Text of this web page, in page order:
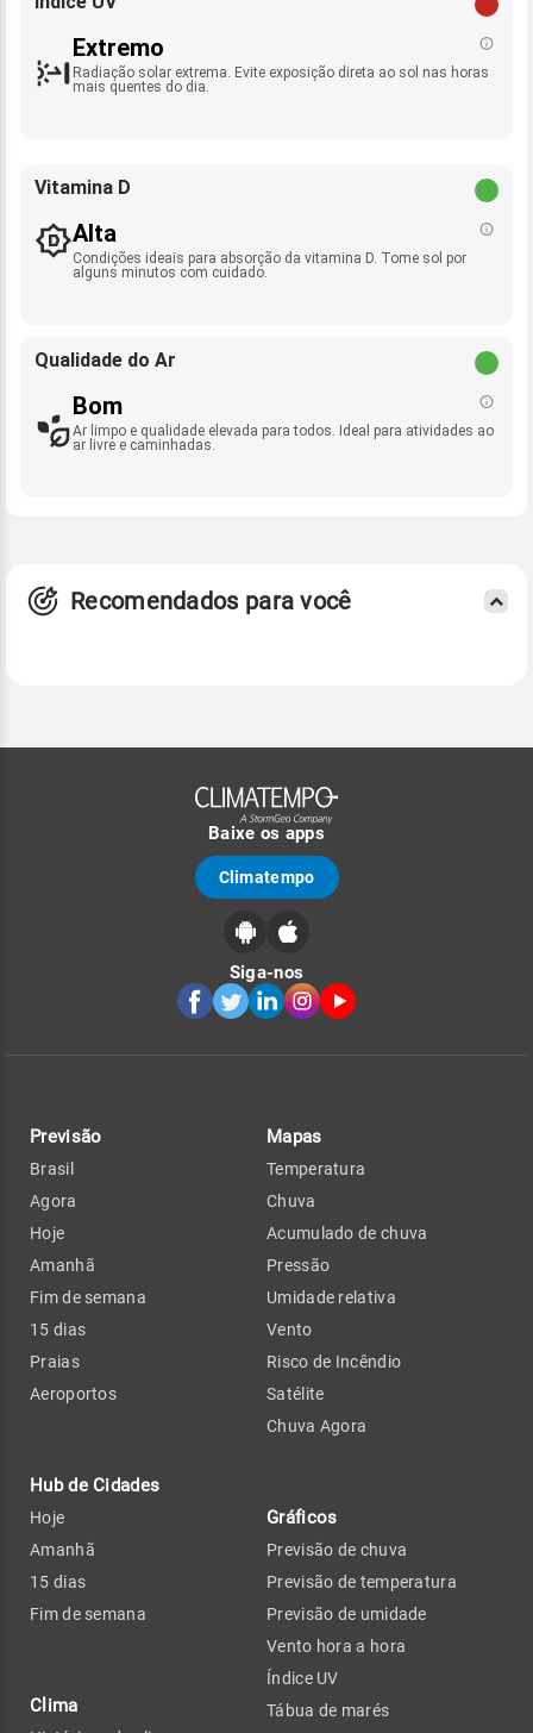
Extremo
Radiação solar extrema. Evite exposição direta ao sol nas horas
mais quentes do dia.
Vitamina D
Alta
Condições ideais para absorção da vitamina D. Tome sol por
alguns minutos com cuidado.
Qualidade do Ar
Bom
Ar limpo e qualidade elevada para todos. Ideal para atividades ao
ar livre e caminhadas.
Recomendados para você
Baixe os apps
Climatempo
Siga-nos
Previsão
Brasil
Agora
Hoje
Amanhã
Fim de semana
15 dias
Praias
Aeroportos
Hub de Cidades
Hoje
Amanhã
15 dias
Fim de semana
Clima
Mapas
Temperatura
Chuva
Acumulado de chuva
Pressão
Umidade relativa
Vento
Risco de Incêndio
Satélite
Chuva Agora
Gráficos
Previsão de chuva
Previsão de temperatura
Previsão de umidade
Vento hora a hora
Índice UV
Tábua de marés